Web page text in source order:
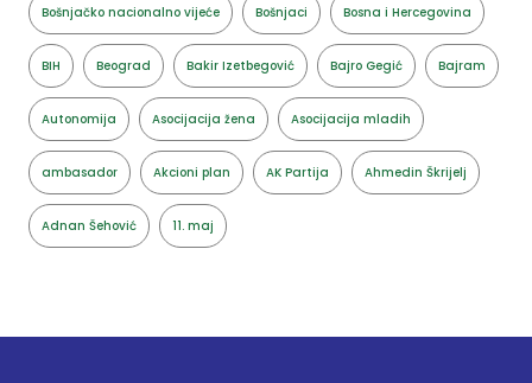
Bošnjačko nacionalno vijeće Bošnjaci Bosna i Hercegovina
BIH Beograd Bakir Izetbegović Bajro Gegić Bajram
Autonomija Asocijacija žena Asocijacija mladih
ambasador Akcioni plan AK Partija Ahmedin Škrijelj
Adnan Šehović 11. maj